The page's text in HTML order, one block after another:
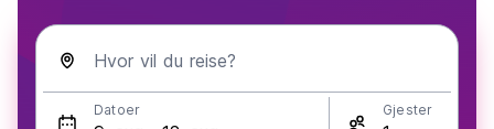
Hvor vil du reise?
Datoer Gjester